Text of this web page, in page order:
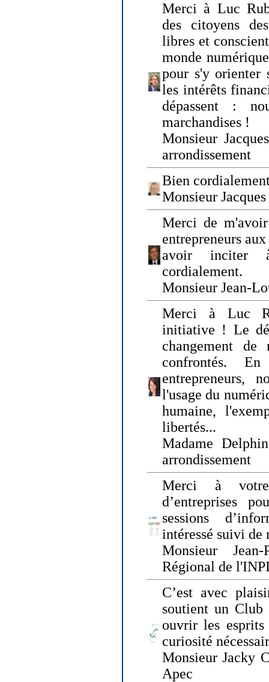
Merci à Luc
des citoyens
libres et
monde
pour s'y orienter
les intérêts
dépassent :
marchandises !
Monsieur
arrondissement
Bien
Monsieur
Merci de
entrepreneurs
avoir inciter
cordialement.
Monsieur Jean-
Merci à Luc
initiative ! Le
changement de
confrontés.
entrepreneurs,
l'usage du
humaine,
libertés...
Madame
arrondissement
Merci à
d’entreprises
sessions
intéressé suivi de
Monsieur
Régional de
C’est avec
soutient un Club
ouvrir les
curiosité
Monsieur Jacky
Apec